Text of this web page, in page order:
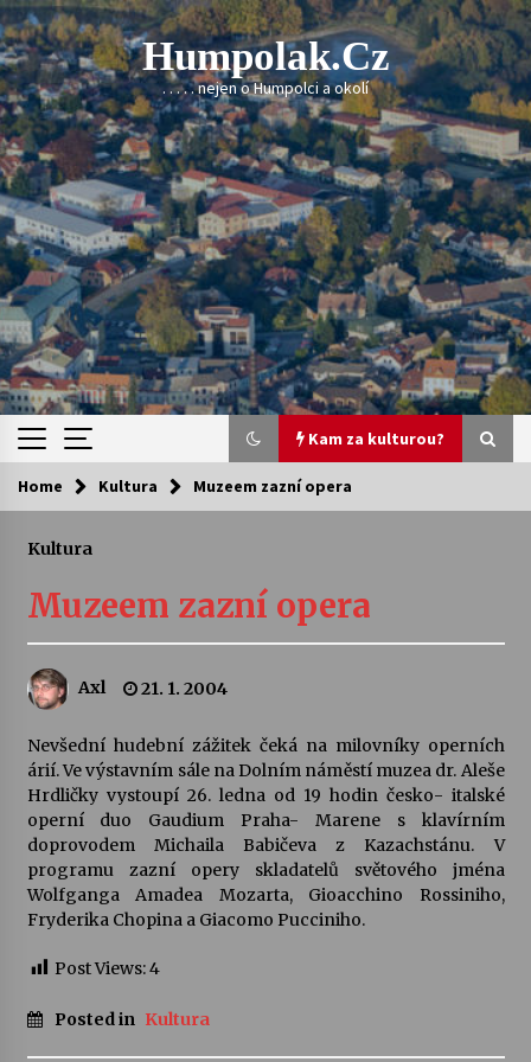
Skip
to
content
Humpolak.cz
. . . . . nejen o Humpolci a okolí
Kam za kulturou?
Kam za kulturou?
Sukuba Ensemble
4. 8. 2026
Vernisáž výstavy Josefíny Duškové: Stávám se
kapkou
Veselí muzikanti
30. 7. 2026
Pozvánka na integrační festival Quijotova
šedesátka: 28. 7.–1. 8. 2026
Jenakaši
Home Kultura Muzeem zazní opera
Kultura
Muzeem zazní opera
Axl 21. 1. 2004
Nevšední hudební zážitek čeká na milovníky operních
árií. Ve výstavním sále na Dolním náměstí muzea dr. Aleše
Hrdličky vystoupí 26. ledna od 19 hodin česko- italské
operní duo Gaudium Praha- Marene s klavírním
doprovodem Michaila Babičeva z Kazachstánu. V
programu zazní opery skladatelů světového jména
Wolfganga Amadea Mozarta, Gioacchino Rossiniho,
Fryderika Chopina a Giacomo Pucciniho.
Post Views:4
Posted in Kultura